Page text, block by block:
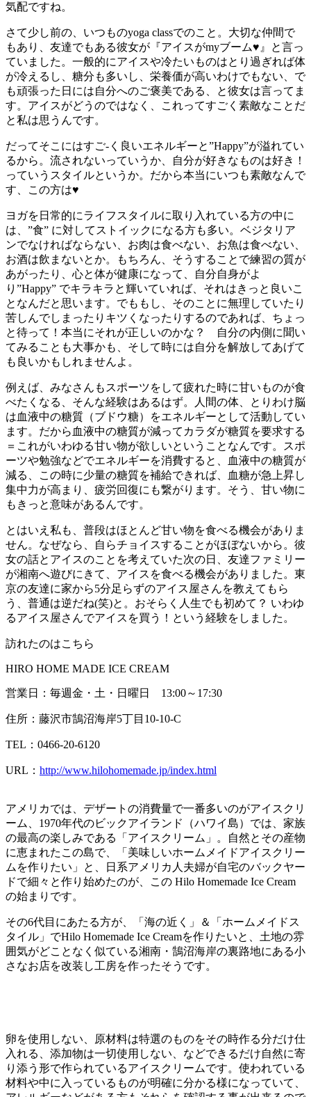
気配ですね。
さて少し前の、いつものyoga classでのこと。大切な仲間で
もあり、友達でもある彼女が『アイスがmyブーム♥』と言っ
ていました。一般的にアイスや冷たいものはとり過ぎれば体
が冷えるし、糖分も多いし、栄養価が高いわけでもない、で
も頑張った日には自分へのご褒美である、と彼女は言ってま
す。アイスがどうのではなく、これってすごく素敵なことだ
と私は思うんです。
だってそこにはすご-く良いエネルギーと”Happy”が溢れてい
るから。流されないっていうか、自分が好きなものは好き！
っていうスタイルというか。だから本当にいつも素敵なんで
す、この方は♥
ヨガを日常的にライフスタイルに取り入れている方の中に
は、”食” に対してストイックになる方も多い。ベジタリア
ンでなければならない、お肉は食べない、お魚は食べない、
お酒は飲まないとか。もちろん、そうすることで練習の質が
あがったり、心と体が健康になって、自分自身がよ
り”Happy” でキラキラと輝いていれば、それはきっと良いこ
となんだと思います。でももし、そのことに無理していたり
苦しんでしまったりキツくなったりするのであれば、ちょっ
と待って！本当にそれが正しいのかな？ 自分の内側に聞い
てみることも大事かも、そして時には自分を解放してあげて
も良いかもしれませんよ。
例えば、みなさんもスポーツをして疲れた時に甘いものが食
べたくなる、そんな経験はあるはず。人間の体、とりわけ脳
は血液中の糖質（ブドウ糖）をエネルギーとして活動してい
ます。だから血液中の糖質が減ってカラダが糖質を要求する
＝これがいわゆる甘い物が欲しいということなんです。スポ
ーツや勉強などでエネルギーを消費すると、血液中の糖質が
減る、この時に少量の糖質を補給できれば、血糖が急上昇し
集中力が高まり、疲労回復にも繋がります。そう、甘い物に
もきっと意味があるんです。
とはいえ私も、普段はほとんど甘い物を食べる機会がありま
せん。なぜなら、自らチョイスすることがほぼないから。彼
女の話とアイスのことを考えていた次の日、友達ファミリー
が湘南へ遊びにきて、アイスを食べる機会がありました。東
京の友達に家から5分足らずのアイス屋さんを教えてもら
う、普通は逆だね(笑)と。おそらく人生でも初めて？ いわゆ
るアイス屋さんでアイスを買う！という経験をしました。
訪れたのはこちら
HIRO HOME MADE ICE CREAM
営業日：毎週金・土・日曜日 13:00～17:30
住所：藤沢市鵠沼海岸5丁目10-10-C
TEL：0466-20-6120
URL： http://www.hilohomemade.jp/index.html
アメリカでは、デザートの消費量で一番多いのがアイスクリ
ーム、1970年代のビックアイランド（ハワイ島）では、家族
の最高の楽しみである「アイスクリーム」。自然とその産物
に恵まれたこの島で、「美味しいホームメイドアイスクリー
ムを作りたい」と、日系アメリカ人夫婦が自宅のバックヤー
ドで細々と作り始めたのが、この Hilo Homemade Ice Cream
の始まりです。
その6代目にあたる方が、「海の近く」＆「ホームメイドス
タイル」でHilo Homemade Ice Creamを作りたいと、土地の雰
囲気がどことなく似ている湘南・鵠沼海岸の裏路地にある小
さなお店を改装し工房を作ったそうです。
卵を使用しない、原材料は特選のものをその時作る分だけ仕
入れる、添加物は一切使用しない、などできるだけ自然に寄
り添う形で作られているアイスクリームです。使われている
材料や中に入っているものが明確に分かる様になっていて、